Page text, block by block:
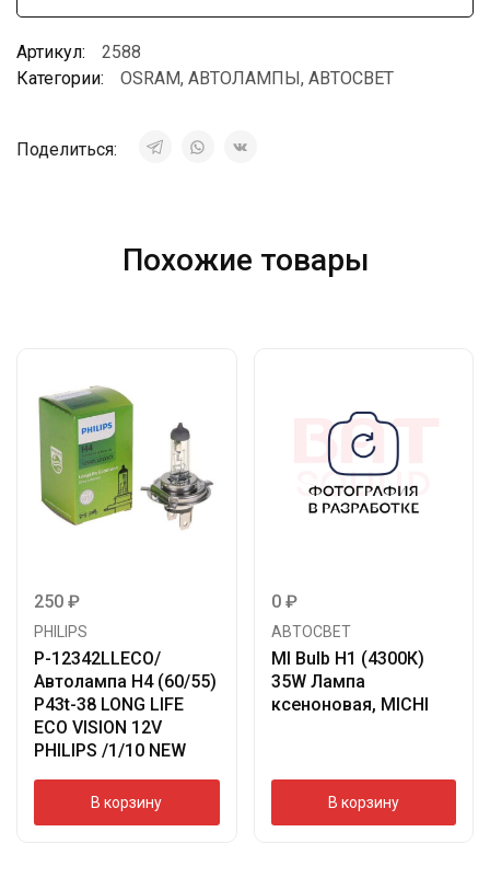
Артикул:
2588
Категории:
OSRAM, АВТОЛАМПЫ, АВТОСВЕТ
Поделиться:
Похожие товары
250 ₽
PHILIPS
P-12342LLECO/
Автолампа H4 (60/55)
P43t-38 LONG LIFE
ECO VISION 12V
PHILIPS /1/10 NEW
В корзину
0 ₽
АВТОСВЕТ
MI Bulb Н1 (4300К)
35W Лампа
ксеноновая, MICHI
В корзину